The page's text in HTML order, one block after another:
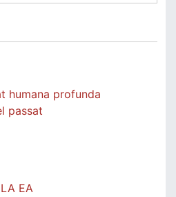
humana profunda
passat
EA